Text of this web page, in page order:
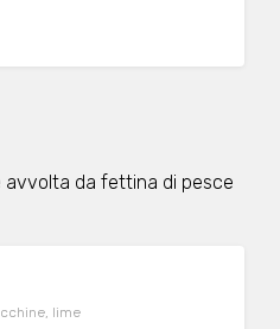
avvolta da fettina di pesce
lime